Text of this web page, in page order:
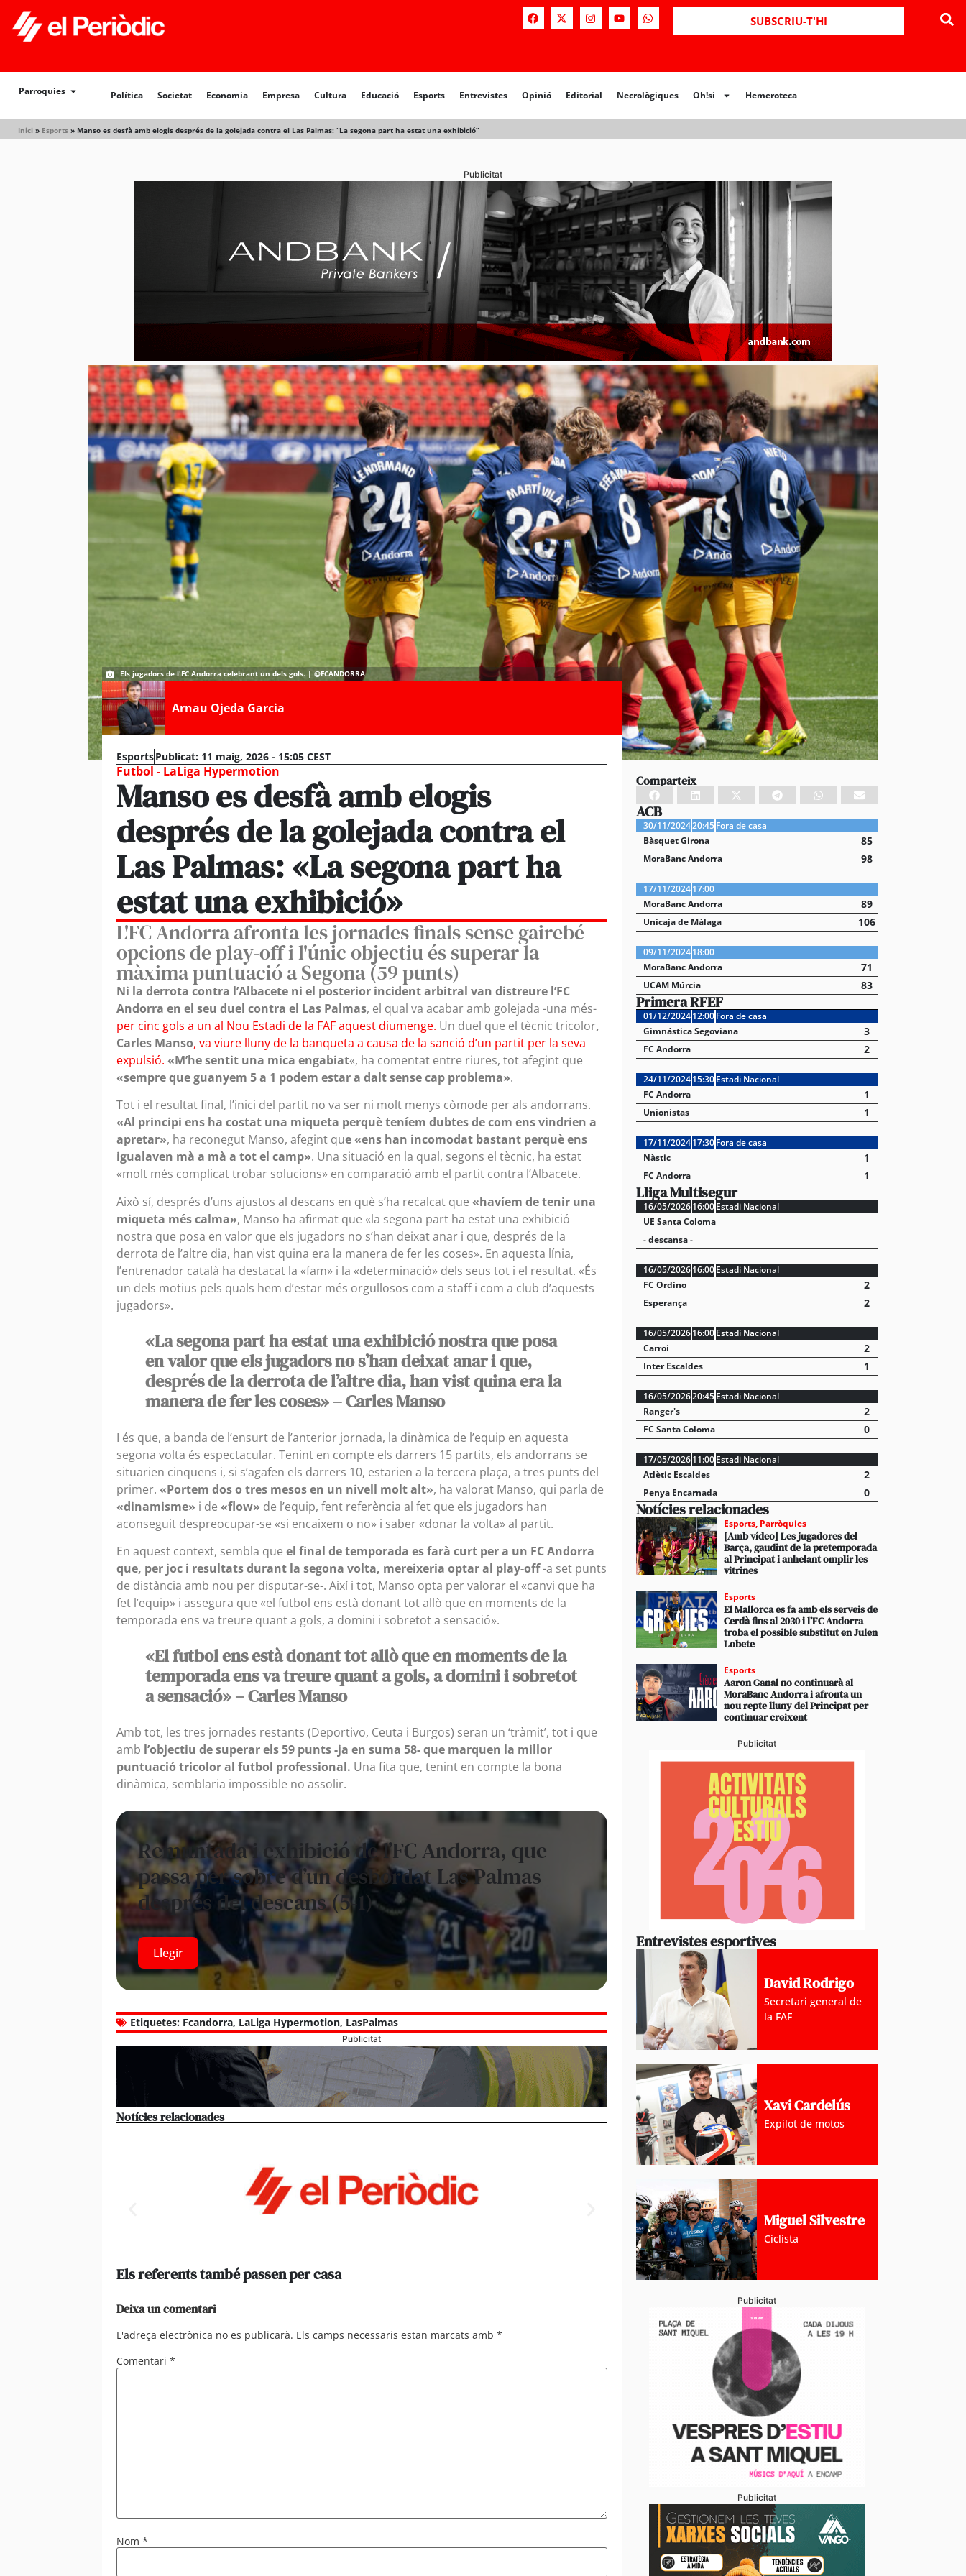
SUBSCRIU-T'HI
Parroquies Política Societat Economia Empresa Cultura Educació Esports Entrevistes Opinió Editorial Necrològiques Oh!si Hemeroteca
Inici » Esports » Manso es desfà amb elogis després de la golejada contra el Las Palmas: “La segona part ha estat una exhibició”
Política Societat Opinió Editorial Necrològiques Hemeroteca
Publicitat
Els jugadors de l'FC Andorra celebrant un dels gols. | @FCANDORRA
Arnau Ojeda Garcia
EsportsPublicat: 11 maig, 2026 - 15:05 CEST
Futbol - LaLiga Hypermotion
Manso es desfà amb elogis
després de la golejada contra el
Las Palmas: «La segona part ha
estat una exhibició»
L'FC Andorra afronta les jornades finals sense gairebé
opcions de play-off i l'únic objectiu és superar la
màxima puntuació a Segona (59 punts)
Ni la derrota contra l’Albacete ni el posterior incident arbitral van distreure l’FC
Andorra en el seu duel contra el Las Palmas, el qual va acabar amb golejada -una més-
per cinc gols a un al Nou Estadi de la FAF aquest diumenge. Un duel que el tècnic tricolor,
Carles Manso, va viure lluny de la banqueta a causa de la sanció d’un partit per la seva
expulsió. «M’he sentit una mica engabiat«, ha comentat entre riures, tot afegint que
«sempre que guanyem 5 a 1 podem estar a dalt sense cap problema».
Tot i el resultat final, l’inici del partit no va ser ni molt menys còmode per als andorrans.
«Al principi ens ha costat una miqueta perquè teníem dubtes de com ens vindrien a
apretar», ha reconegut Manso, afegint que «ens han incomodat bastant perquè ens
igualaven mà a mà a tot el camp». Una situació en la qual, segons el tècnic, ha estat
«molt més complicat trobar solucions» en comparació amb el partit contra l’Albacete.
Això sí, després d’uns ajustos al descans en què s’ha recalcat que «havíem de tenir una
miqueta més calma», Manso ha afirmat que «la segona part ha estat una exhibició
nostra que posa en valor que els jugadors no s’han deixat anar i que, després de la
derrota de l’altre dia, han vist quina era la manera de fer les coses». En aquesta línia,
l’entrenador català ha destacat la «fam» i la «determinació» dels seus tot i el resultat. «És
un dels motius pels quals hem d’estar més orgullosos com a staff i com a club d’aquests
jugadors».
«La segona part ha estat una exhibició nostra que posa
en valor que els jugadors no s’han deixat anar i que,
després de la derrota de l’altre dia, han vist quina era la
manera de fer les coses» – Carles Manso
I és que, a banda de l’ensurt de l’anterior jornada, la dinàmica de l’equip en aquesta
segona volta és espectacular. Tenint en compte els darrers 15 partits, els andorrans se
situarien cinquens i, si s’agafen els darrers 10, estarien a la tercera plaça, a tres punts del
primer. «Portem dos o tres mesos en un nivell molt alt», ha valorat Manso, qui parla de
«dinamisme» i de «flow» de l’equip, fent referència al fet que els jugadors han
aconseguit despreocupar-se «si encaixem o no» i saber «donar la volta» al partit.
En aquest context, sembla que el final de temporada es farà curt per a un FC Andorra
que, per joc i resultats durant la segona volta, mereixeria optar al play-off-a set punts
de distància amb nou per disputar-se-. Així i tot, Manso opta per valorar el «canvi que ha
fet l’equip» i assegura que «el futbol ens està donant tot allò que en moments de la
temporada ens va treure quant a gols, a domini i sobretot a sensació».
«El futbol ens està donant tot allò que en moments de la
temporada ens va treure quant a gols, a domini i sobretot
a sensació» – Carles Manso
Amb tot, les tres jornades restants (Deportivo, Ceuta i Burgos) seran un ‘tràmit’, tot i que
amb l’objectiu de superar els 59 punts -ja en suma 58- que marquen la millor
puntuació tricolor al futbol professional. Una fita que, tenint en compte la bona
dinàmica, semblaria impossible no assolir.
Remuntada i exhibició de l’FC Andorra, que
passa per sobre d’un desbordat Las Palmas
després del descans (5-1)
Llegir
Etiquetes: Fcandorra, LaLiga Hypermotion, LasPalmas
Publicitat
Notícies relacionades
Els referents també passen per casa Els establiments es fan forts davant una demanda
Deixa un comentari
L'adreça electrònica no es publicarà. Els camps necessaris estan marcats amb *
Comentari *
Nom *
Comparteix
ACB
30/11/202420:45 Fora de casa
Bàsquet Girona
85
MoraBanc Andorra 98
17/11/2024 17:00
MoraBanc Andorra
89
Unicaja de Màlaga 106
09/11/2024 18:00
MoraBanc Andorra
71
UCAM Múrcia 83
Primera RFEF
01/12/2024 12:00 Fora de casa
Gimnástica Segoviana
3
FC Andorra 2
24/11/2024 15:30 Estadi Nacional
FC Andorra
1
Unionistas 1
17/11/2024 17:30 Fora de casa
Nàstic
1
FC Andorra 1
Lliga Multisegur
16/05/2026 16:00 Estadi Nacional
UE Santa Coloma
- descansa -
16/05/2026 16:00 Estadi Nacional
FC Ordino
2
Esperança 2
16/05/2026 16:00 Estadi Nacional
Carroi
2
Inter Escaldes 1
16/05/202620:45 Estadi Nacional
Ranger's
2
FC Santa Coloma 0
17/05/2026 11:00 Estadi Nacional
Atlètic Escaldes
2
Penya Encarnada 0
Notícies relacionades
Esports, Parròquies
[Amb vídeo] Les jugadores del
Barça, gaudint de la pretemporada
al Principat i anhelant omplir les
vitrines
Esports
El Mallorca es fa amb els serveis de
Cerdà fins al 2030 i l’FC Andorra
troba el possible substitut en Julen
Lobete
Esports
Aaron Ganal no continuarà al
MoraBanc Andorra i afronta un
nou repte lluny del Principat per
continuar creixent
Publicitat
Entrevistes esportives
David Rodrigo
Secretari general de
la FAF
Xavi Cardelús
Expilot de motos
Miguel Silvestre
Ciclista
Publicitat
Publicitat